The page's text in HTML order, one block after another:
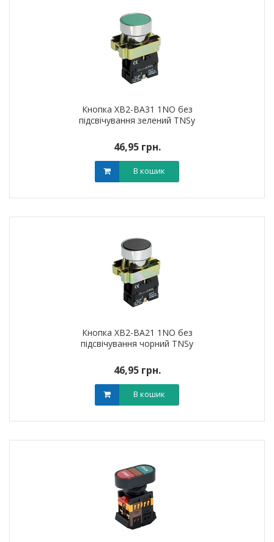
Кнопка XB2-BA31 1NO без
підсвічування зелений TNSy
46,95 грн.
В кошик
Кнопка XB2-BA21 1NO без
підсвічування чорний TNSy
46,95 грн.
В кошик